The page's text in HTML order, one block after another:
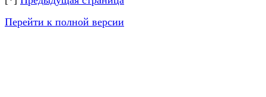
Перейти к полной версии